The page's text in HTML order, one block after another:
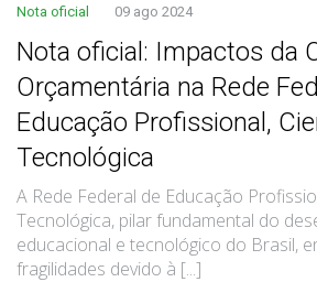
Nota oficial 09 ago 2024
Nota oficial: Impactos da
Orçamentária na Rede
Educação Profissional,
Tecnológica
A Rede Federal de Educação
Tecnológica, pilar fundamental do
educacional e tecnológico do Brasil,
fragilidades devido à [...]